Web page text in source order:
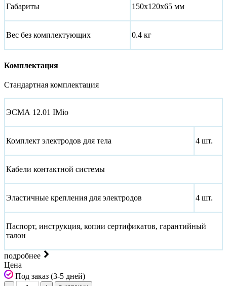
Габариты 150х120х65 мм
Вес без комплектующих 0.4 кг
Комплектация
Стандартная комплектация
ЭСМА 12.01 IMio
Комплект электродов для тела 4 шт.
Кабели контактной системы
Эластичные крепления для электродов 4 шт.
Паспорт, инструкция, копии сертификатов, гарантийный
талон
подробнее
Цена
Под заказ (3-5 дней)